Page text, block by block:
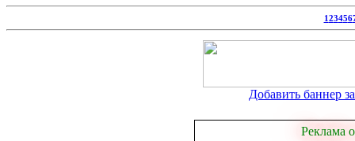
123456
Добавить баннер
Реклама